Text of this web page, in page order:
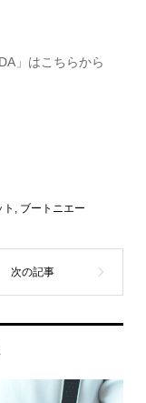
」はこちらから
ブートニエー